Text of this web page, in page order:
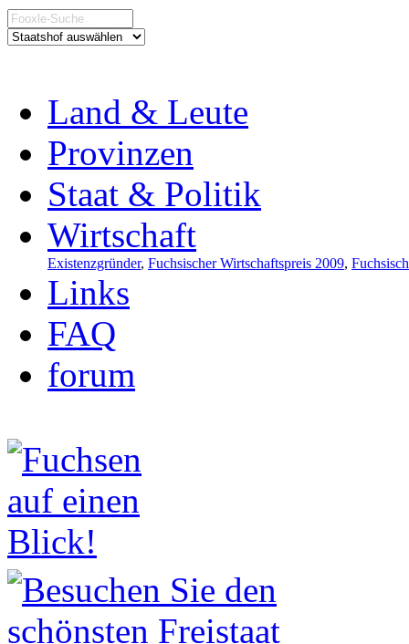
Land & Leute
Provinzen
Staat & Politik
Wirtschaft
Existenzgründer, Fuchsischer Wirtschaftspreis 2009,
Links
FAQ
forum